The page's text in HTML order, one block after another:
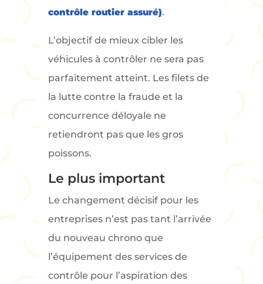
contrôle routier assuré).
L’objectif de mieux cibler les
véhicules à contrôler ne sera pas
parfaitement atteint. Les filets de
la lutte contre la fraude et la
concurrence déloyale ne
retiendront pas que les gros
poissons.
Le plus important
Le changement décisif pour les
entreprises n’est pas tant l’arrivée
du nouveau chrono que
l’équipement des services de
contrôle pour l’aspiration des